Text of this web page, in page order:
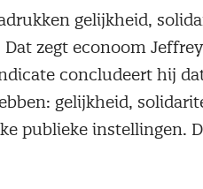
gelijkheid,
zegt econoom
concludeert hij
gelijkheid,
publieke instellingen.